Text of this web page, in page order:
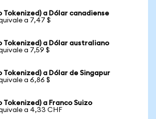
Tokenized) a Dólar canadiense
a 7,47 $
Tokenized) a Dólar australiano
a 7,59 $
Tokenized) a Dólar de Singapur
a 6,86 $
Tokenized) a Franco Suizo
a 4,33 CHF